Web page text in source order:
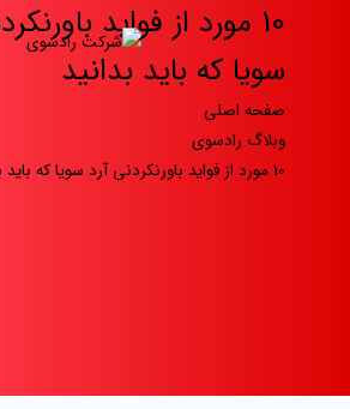
10 مورد از فواید
سویا که باید بدانید
صفحه اصلی
وبلاگ رادسوی
10 مورد از فواید باورنکردنی آرد سویا که باید بدانید